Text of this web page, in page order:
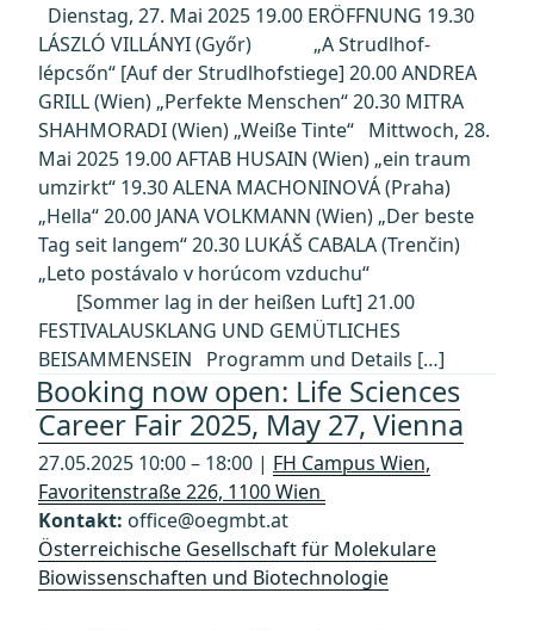
Dienstag, 27. Mai 2025 19.00 ERÖFFNUNG 19.30
LÁSZLÓ VILLÁNYI (Győr) „A Strudlhof-
lépcsőn“ [Auf der Strudlhofstiege] 20.00 ANDREA
GRILL (Wien) „Perfekte Menschen“ 20.30 MITRA
SHAHMORADI (Wien) „Weiße Tinte“ Mittwoch, 28.
Mai 2025 19.00 AFTAB HUSAIN (Wien) „ein traum
umzirkt“ 19.30 ALENA MACHONINOVÁ (Praha)
„Hella“ 20.00 JANA VOLKMANN (Wien) „Der beste
Tag seit langem“ 20.30 LUKÁŠ CABALA (Trenčin)
„Leto postávalo v horúcom vzduchu“
[Sommer lag in der heißen Luft] 21.00
FESTIVALAUSKLANG UND GEMÜTLICHES
BEISAMMENSEIN Programm und Details […]
Booking now open: Life Sciences
Career Fair 2025, May 27, Vienna
27.05.2025 10:00 – 18:00 | FH Campus Wien,
Favoritenstraße 226, 1100 Wien
Kontakt: office@oegmbt.at
Österreichische Gesellschaft für Molekulare
Biowissenschaften und Biotechnologie